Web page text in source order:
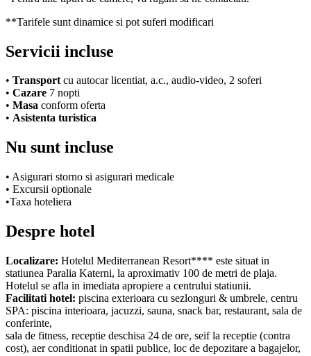
**Tarifele sunt dinamice si pot suferi modificari
Servicii incluse
• Transportcu autocar licentiat, a.c., audio-video, 2 soferi
• Cazare 7 nopti
• Masa conform oferta
• Asistenta turistica
Nu sunt incluse
• Asigurari storno si asigurari medicale
• Excursii optionale
•Taxa hoteliera
Despre hotel
Localizare: Hotelul Mediterranean Resort**** este situat in
statiunea Paralia Katerni, la aproximativ 100 de metri de plaja.
Hotelul se afla in imediata apropiere a centrului statiunii.
Facilitati hotel: piscina exterioara cu sezlonguri & umbrele, centru
SPA: piscina interioara, jacuzzi, sauna, snack bar, restaurant, sala de
conferinte,
sala de fitness, receptie deschisa 24 de ore, seif la receptie (contra
cost), aer conditionat in spatii publice, loc de depozitare a bagajelor,